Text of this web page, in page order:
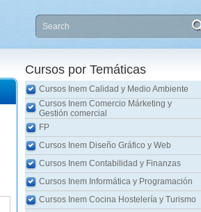
Cursos por Temáticas
Cursos Inem Calidad y Medio Ambiente
Cursos Inem Comercio Márketing y
Gestión comercial
FP
Cursos Inem Diseño Gráfico y Web
Cursos Inem Contabilidad y Finanzas
Cursos Inem Informática y Programación
Cursos Inem Cocina Hostelería y Turismo